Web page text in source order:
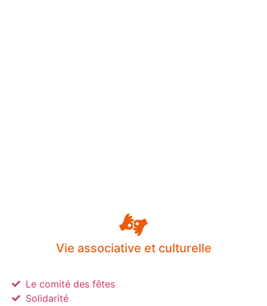
Vie associative et culturelle
Le comité des fêtes
Solidarité